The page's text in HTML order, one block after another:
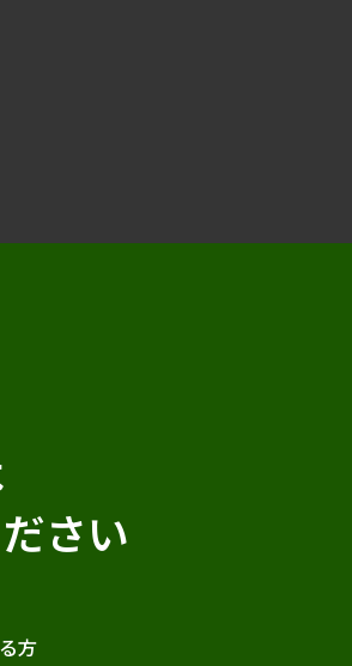
さい
方